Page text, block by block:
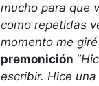
mucho para que
como repetidas
momento me
premonición “
escribir. Hice